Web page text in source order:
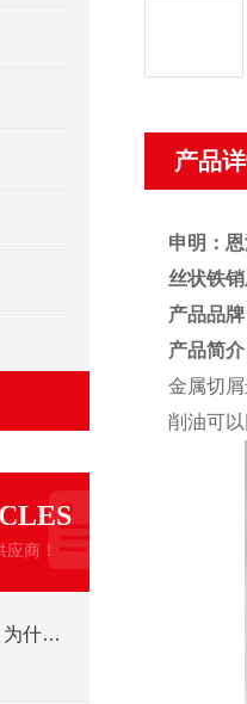
商！
铁屑屑饼机生产厂家推荐：为什么恩派特是您的优选伙伴
产品
申明：
丝状铁
产品品
产品简
金属切
削油可